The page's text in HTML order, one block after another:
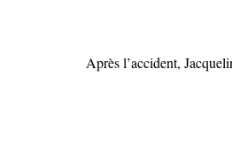
Après l’accident,